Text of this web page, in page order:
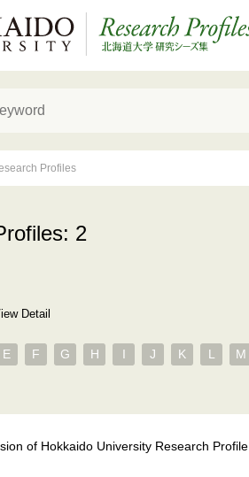
Profiles
2
Detail
E F G H I J K L M
of Hokkaido University Research Profile